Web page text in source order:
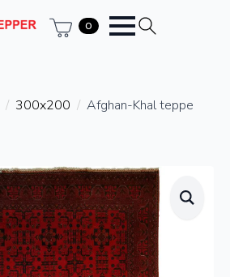
0
300x200 Afghan-Khal teppe